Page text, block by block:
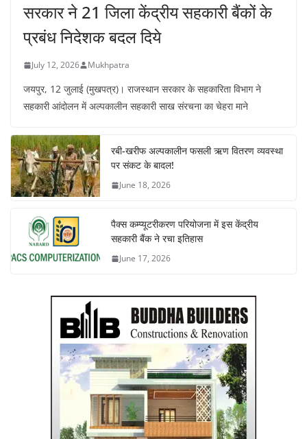
सरकार ने 21 जिला केंद्रीय सहकारी बैंकों के
प्रबंध निदेशक बदल दिये
July 12, 2026 Mukhpatra
जयपुर, 12 जुलाई (मुखपत्र)। राजस्थान सरकार के सहकारिता विभाग ने
सहकारी आंदोलन में अल्पकालीन सहकारी साख संरचना का चेहरा माने
रबी-खरीफ अल्पकालीन फसली ऋण वितरण व्यवस्था
पर संकट के बादल!
June 18, 2026
पैक्स कम्प्यूटरीकरण परियोजना में इस केंद्रीय
सहकारी बैंक ने रचा इतिहास
June 17, 2026